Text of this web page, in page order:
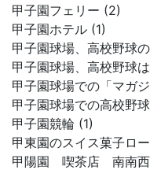
甲子園フェリー (2)
甲子園ホテル (1)
甲子園球場、高校野球
甲子園球場、高校野球
甲子園球場での「マガ
甲子園球場での高校野
甲子園競輪 (1)
甲東園のスイス菓子ロ
甲陽園 喫茶店 南南西